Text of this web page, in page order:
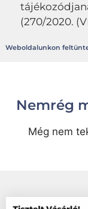
(270/2020.
Weboldalunkon
Nemrég
Még nem